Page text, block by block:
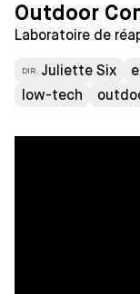
Outdoor
Laboratoire de
DIR. Juliette Six
low-tech